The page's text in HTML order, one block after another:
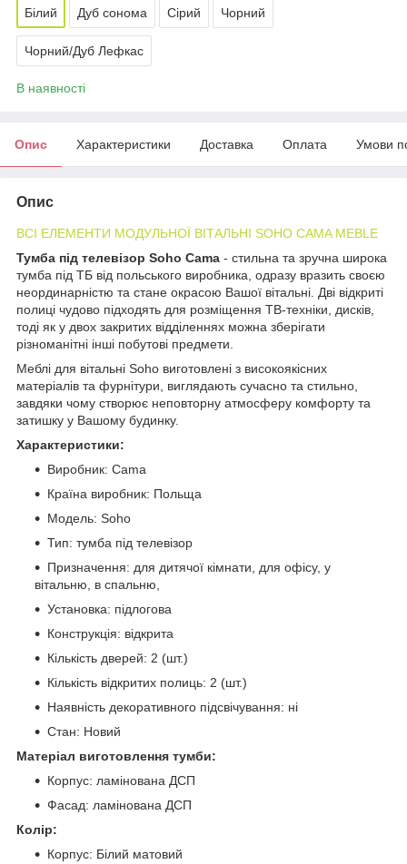
Білий Дуб сонома Сірий Чорний
Чорний/Дуб Лефкас
В наявності
Опис Характеристики Доставка Оплата Умови
Опис
ВСІ ЕЛЕМЕНТИ МОДУЛЬНОЇ ВІТАЛЬНІ SOHO CAMA MEBLE
Тумба під телевізор Soho Сama - стильна та зручна широка
тумба під ТБ від польського виробника, одразу вразить своєю
неординарністю та стане окрасою Вашої вітальні. Дві відкриті
полиці чудово підходять для розміщення ТВ-техніки, дисків,
тоді як у двох закритих відділеннях можна зберігати
різноманітні інші побутові предмети.
Меблі для вітальні Soho виготовлені з високоякісних
матеріалів та фурнітури, виглядають сучасно та стильно,
завдяки чому створює неповторну атмосферу комфорту та
затишку у Вашому будинку.
Характеристики:
Виробник: Сama
Країна виробник: Польща
Модель: Soho
Тип: тумба під телевізор
Призначення: для дитячої кімнати, для офісу, у
вітальню, в спальню,
Установка: підлогова
Конструкція: відкрита
Кількість дверей: 2 (шт.)
Кількість відкритих полиць: 2 (шт.)
Наявність декоративного підсвічування: ні
Стан: Новий
Матеріал виготовлення тумби:
Корпус: ламінована ДСП
Фасад: ламінована ДСП
Колір:
Корпус: Білий матовий